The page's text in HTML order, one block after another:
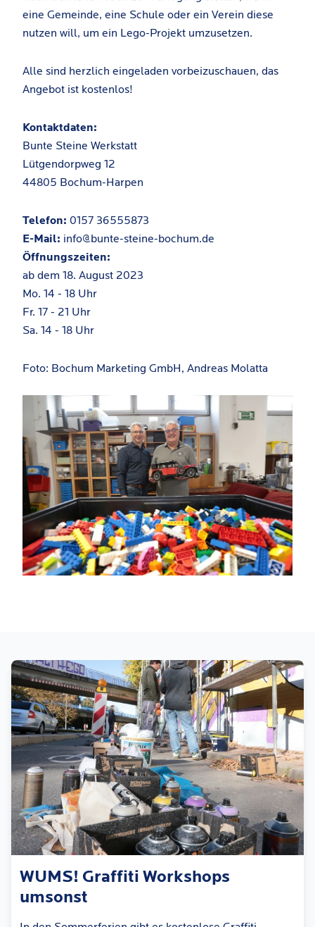
eine Gemeinde, eine Schule oder ein Verein diese
nutzen will, um ein Lego-Projekt umzusetzen.
Alle sind herzlich eingeladen vorbeizuschauen, das
Angebot ist kostenlos!
Kontaktdaten:
Bunte Steine Werkstatt
Lütgendorpweg 12
44805 Bochum-Harpen
Telefon: 0157 36555873
E-Mail: info@bunte-steine-bochum.de
Öffnungszeiten:
ab dem 18. August 2023
Mo. 14 - 18 Uhr
Fr. 17 - 21 Uhr
Sa. 14 - 18 Uhr
Foto: Bochum Marketing GmbH, Andreas Molatta
WUMS! Graffiti Workshops
umsonst